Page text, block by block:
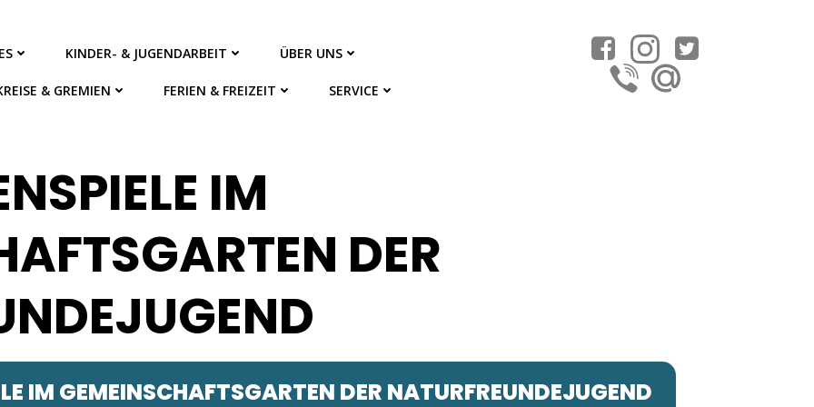
KINDER- & JUGENDARBEIT ÜBER UNS
& GREMIEN FERIEN & FREIZEIT SERVICE
IM
DER
IM GEMEINSCHAFTSGARTEN DER NATURFREUNDEJUGEND